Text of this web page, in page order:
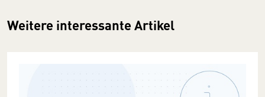
Weitere interessante Artikel